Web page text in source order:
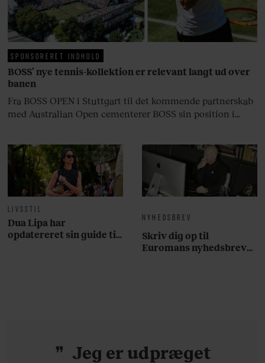
livsglæde, han nægter at give slip
på.
LIVSSTIL
Dua Lipa har
opdatereret sin guide til
NYHEDSBREV
Skriv dig op til
Euromans nyhedsbrev
SPONSORERET INDHOLD
BOSS’ nye tennis-kollektion er relevant langt ud over
banen
Fra BOSS OPEN i Stuttgart til det kommende partnerskab
med Australian Open cementerer BOSS sin position i
Jeg er udpræget